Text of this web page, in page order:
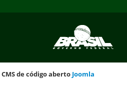
de código aberto Joomla